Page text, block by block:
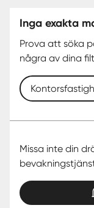
Inga exakta
Prova att söka
några av dina
Missa inte din